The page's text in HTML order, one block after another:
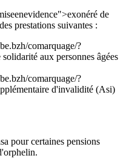
de
prestations suivantes :
comarquage/?
aux personnes âgées
comarquage/?
d'invalidité (Asi)
pour certaines pensions